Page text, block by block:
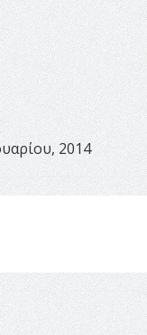
2014